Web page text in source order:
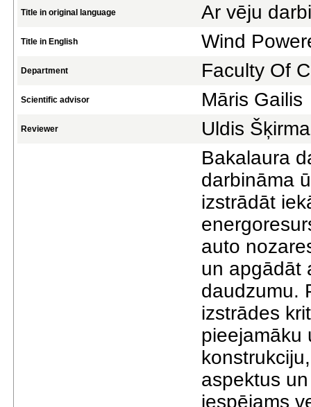
Title in original language Ar vēju
Title in English Wind
Department Faculty Of
Scientific advisor Māris Gailis
Reviewer Uldis
Bakalaura
darbināma
izstrādāt
auto
un apgādāt
daudzumu.
izstrādes
pieejamāku
aspektus
iespējams